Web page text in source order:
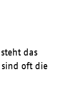
das
oft die